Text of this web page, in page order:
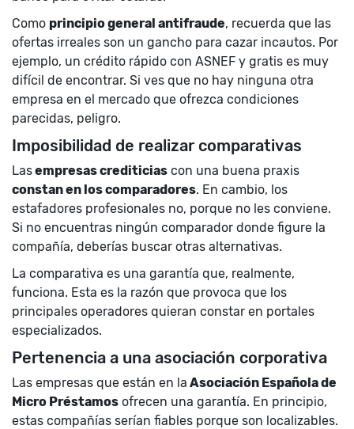
Como principio general antifraude, recuerda que las
ofertas irreales son un gancho para cazar incautos. Por
ejemplo, un crédito rápido con ASNEF y gratis es muy
difícil de encontrar. Si ves que no hay ninguna otra
empresa en el mercado que ofrezca condiciones
parecidas, peligro.
Imposibilidad de realizar comparativas
Lasempresas crediticias con una buena praxis
constan en los comparadores. En cambio, los
estafadores profesionales no, porque no les conviene.
Si no encuentras ningún comparador donde figure la
compañía, deberías buscar otras alternativas.
La comparativa es una garantía que, realmente,
funciona. Esta es la razón que provoca que los
principales operadores quieran constar en portales
especializados.
Pertenencia a una asociación corporativa
Las empresas que están en la Asociación Española de
Micro Préstamos ofrecen una garantía. En principio,
estas compañías serían fiables porque son localizables.